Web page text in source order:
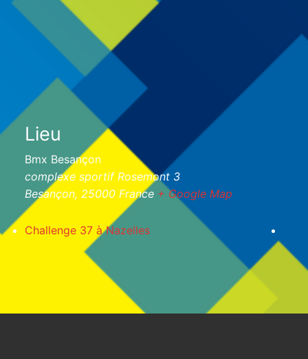
Lieu
Bmx Besançon
complexe sportif Rosemont 3
Besançon, 25000 France + Google Map
Challenge 37 à Nazelles